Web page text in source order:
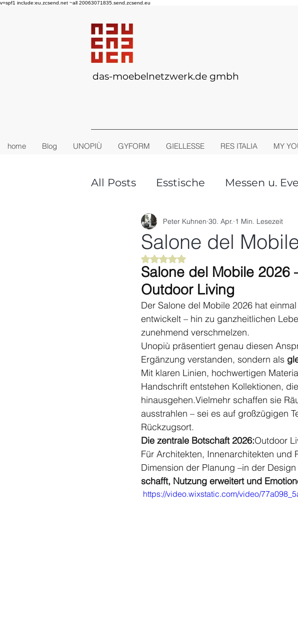
v=spf1 include:eu.zcsend.net ~all 20063071835.send.zcsend.eu
das-moebelnetzwerk.de gmbh
home Blog UNOPIÙ GYFORM GIELLESSE RES ITALIA MY
All Posts Esstische Messen u.
TINY-HOUSE Outdoor Living
Salone del
Peter Kuhnen 30. Apr. 1 Min. Lesezeit
Mit NaN von 5 Sternen bewertet.
Salone del Mobile 2026
Outdoor Living
Der Salone del Mobile 2026 hat
entwickelt – hin zu ganzheitlichen
zunehmend verschmelzen.
Unopiù präsentiert genau diesen
Ergänzung verstanden, sondern als
Mit klaren Linien, hochwertigen
Handschrift entstehen Kollektionen,
hinausgehen.Vielmehr schaffen sie
ausstrahlen – sei es auf großzügigen
Rückzugsort.
Die zentrale Botschaft 2026:Outdoor
Für Architekten, Innenarchitekten und
Dimension der Planung –in der
schafft, Nutzung erweitert und
https://video.wixstatic.com/video/